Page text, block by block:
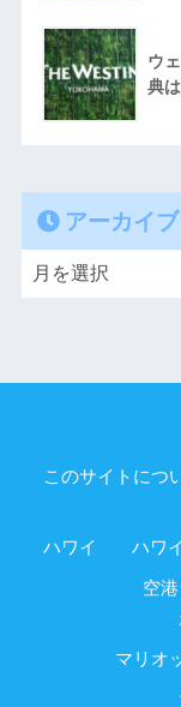
ウ
典
アーカイブ
このサイトにつ
ハワイ ハワ
空
マリオ